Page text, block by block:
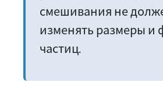
смешивания не
изменять размеры и
частиц.